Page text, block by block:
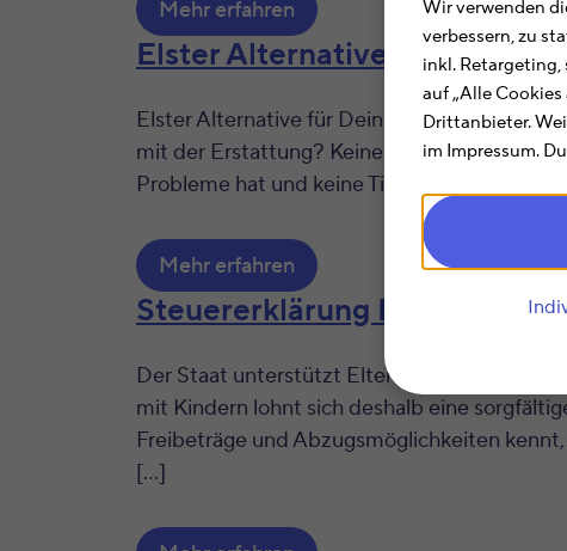
Wir verwenden
verbessern, zu
inkl.
auf „Alle
Drittanbieter.
im Impressum.
Mehr erfahren
Elster Alternative – Steuer
Elster Alternative für Deine
mit der Erstattung? Keine Sorge, Du bist
Probleme hat und keine Tipps gibt, wie Du
Mehr erfahren
Steuererklärung Ehepaar mit
Der Staat unterstützt Eltern mit zahlreichen
mit Kindern lohnt sich deshalb eine
Freibeträge und Abzugsmöglichkeiten
[…]